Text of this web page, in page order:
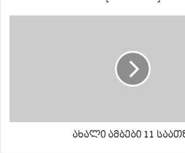
ახალი ამბები 11